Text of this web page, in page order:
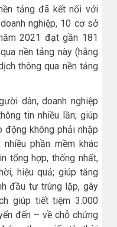
tảng đã kết nối với
nghiệp, 10 cơ sở
2021 đạt gần 181
nền tảng này (hằng
thông qua nền tảng
dân, doanh nghiệp
tin nhiều lần; giúp
động không phải nhập
phần mềm khác
tổng hợp, thống nhất,
hiệu quả; giúp tăng
đầu tư trùng lặp, gây
giúp tiết tiệm 3.000
đến – về chỗ chứng